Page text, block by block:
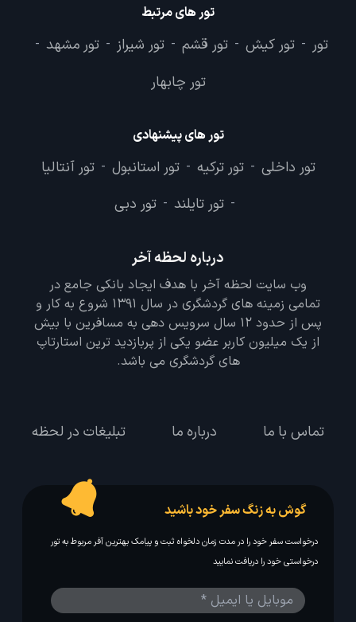
تور های مرتبط
تور - تور کیش - تور قشم - تور شیراز - تور مشهد -
تور چابهار
تور های پیشنهادی
تور داخلی - تور ترکیه - تور استانبول - تور آنتالیا
- تور تایلند - تور دبی
درباره لحظه آخر
وب سایت لحظه آخر با هدف ایجاد بانکی جامع در
تمامی زمینه های گردشگری در سال 1391 شروع به کار و
پس از حدود 12 سال سرویس دهی به مسافرین با بیش
از یک میلیون کاربر عضو یکی از پربازدید ترین استارتاپ
های گردشگری می باشد.
تماس با ما درباره ما تبلیغات در لحظه
گوش به زنگ سفر خود باشید
درخواست سفر خود را در مدت زمان دلخواه ثبت و پیامک بهترین آفر مربوط به تور
درخواستی خود را دریافت نمایید